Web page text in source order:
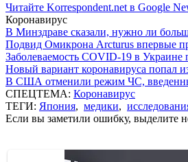
Читайте Korrespondent.net в Google
Коронавирус
В Минздраве сказали, нужно ли
Подвид Омикрона Arcturus впервые
Заболеваемость COVID-19 в Украине
Новый вариант коронавируса попал
В США отменили режим ЧС,
СПЕЦТЕМА: Коронавирус
ТЕГИ: Япония, медики,
Если вы заметили ошибку, выделите